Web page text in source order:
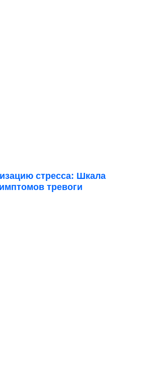
стресса: Шкала
тревоги